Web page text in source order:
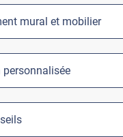
mural et mobilier
personnalisée